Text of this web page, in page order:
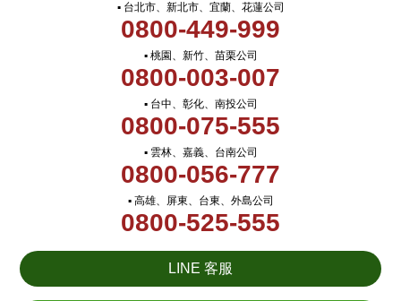
▪ 台北市、新北市、宜蘭、花蓮公司
0800-449-999
▪ 桃園、新竹、苗栗公司
0800-003-007
▪ 台中、彰化、南投公司
0800-075-555
▪ 雲林、嘉義、台南公司
0800-056-777
▪ 高雄、屏東、台東、外島公司
0800-525-555
LINE 客服